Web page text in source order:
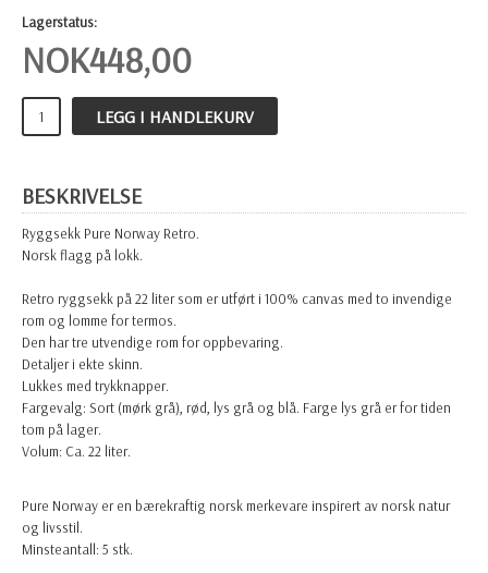
Lagerstatus:
NOK448,00
LEGG I HANDLEKURV
BESKRIVELSE
Ryggsekk Pure Norway Retro.
Norsk flagg på lokk.
Retro ryggsekk på 22 liter som er utført i 100% canvas med to invendige
rom og lomme for termos.
Den har tre utvendige rom for oppbevaring.
Detaljer i ekte skinn.
Lukkes med trykknapper.
Fargevalg: Sort (mørk grå), rød, lys grå og blå. Farge lys grå er for tiden
tom på lager.
Volum: Ca. 22 liter.
Pure Norway er en bærekraftig norsk merkevare inspirert av norsk natur
og livsstil.
Minsteantall: 5 stk.